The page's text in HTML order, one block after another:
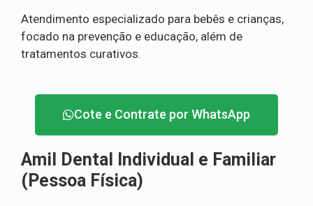
Atendimento especializado para bebês e crianças,
focado na prevenção e educação, além de
tratamentos curativos.
Cote e Contrate por WhatsApp
Amil Dental Individual e Familiar
(Pessoa Física)